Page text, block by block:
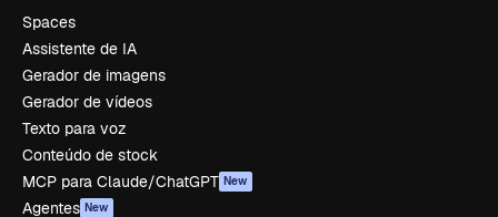
Spaces
Assistente de IA
Gerador de imagens
Gerador de vídeos
Texto para voz
Conteúdo de stock
MCP para Claude/ChatGPT New
Agentes New